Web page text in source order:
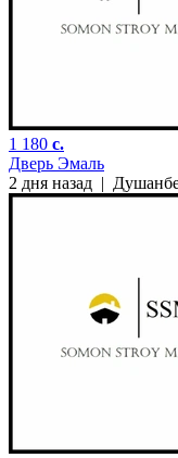
1 180 c.
Дверь Эмаль
2 дня назад |